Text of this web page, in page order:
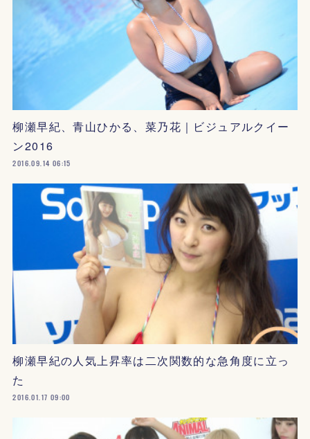
柳瀬早紀、青山ひかる、菜乃花｜ビジュアルクイー
ン2016
2016.09.14 06:15
柳瀬早紀の人気上昇率は二次関数的な急角度に立っ
た
2016.01.17 09:00